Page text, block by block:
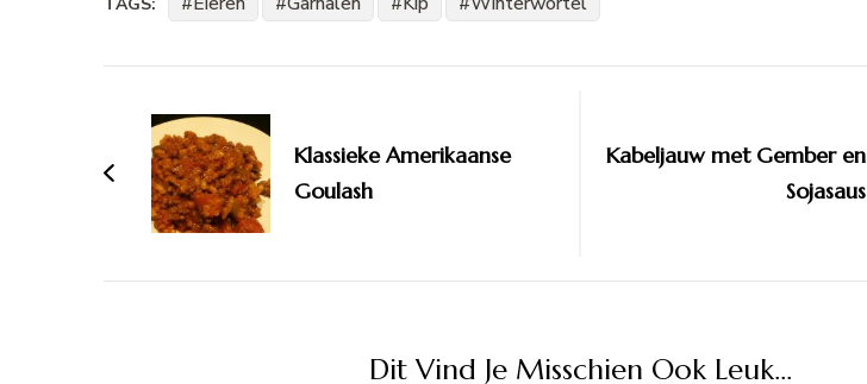
navigatie
Klassieke Amerikaanse
Goulash
Kabeljauw met Gember en
Sojasaus
Dit Vind Je Misschien Ook Leuk...